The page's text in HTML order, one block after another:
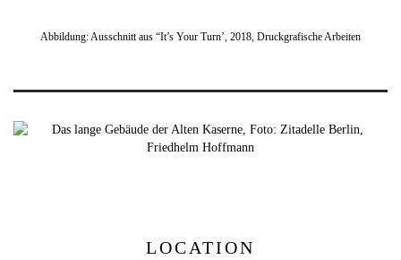
Abbildung: Ausschnitt aus “It’s Your Turn’, 2018, Druckgrafische Arbeiten
LOCATION